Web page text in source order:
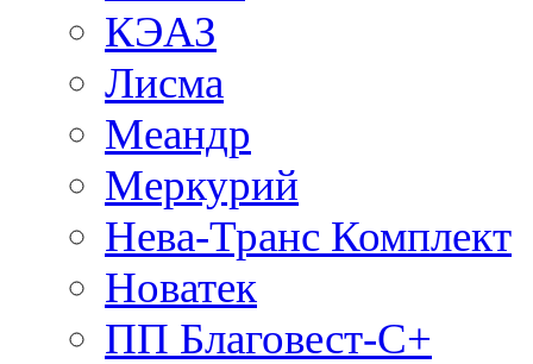
КЭАЗ
Лисма
Меандр
Меркурий
Нева-Транс Комплект
Новатек
ПП Благовест-С+